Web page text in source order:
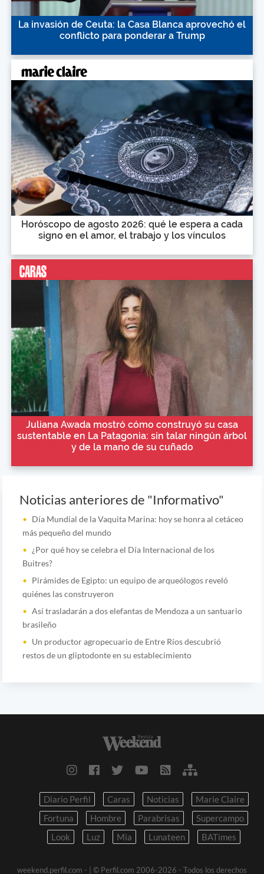
La invasión de Ceuta: la Casa Blanca aprovechó el
conflicto para ponderar a Trump
Horóscopo de agosto 2026: qué le espera a cada
signo en el amor, el trabajo y los vínculos
Juliana Awada mostró cómo construyó su casa
sustentable en La Patagonia: sin talar ningún árbol
y de la mano de su cuñado
Noticias anteriores de "Informativo"
Día Mundial de la Vaquita Marina: hoy se honra al cetáceo
más pequeño del mundo
¿Por qué hoy se celebra el Día Internacional de los
Buitres?
Pirámides de Egipto: un equipo de arqueólogos reveló
quiénes las construyeron
Así trasladarán a dos elefantas de Mendoza a un santuario
brasileño
Un productor agropecuario de Entre Ríos descubrió
restos de un gliptodonte en su establecimiento
Diario Perfil Caras Noticias
Marie Claire
Fortuna
Hombre Parabrisas
Supercampo
Look
Luz Mia Lunateen BATimes
weekend.perfil.com - | © Perfil.com 2006-2026 - Todos los derechos